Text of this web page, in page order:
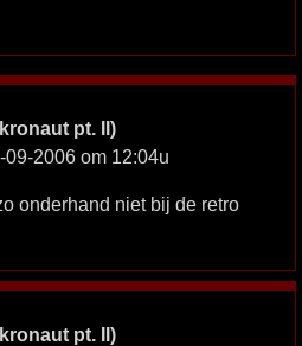
pt. II)
2006 om 12:04u
onderhand niet bij de retro
pt. II)